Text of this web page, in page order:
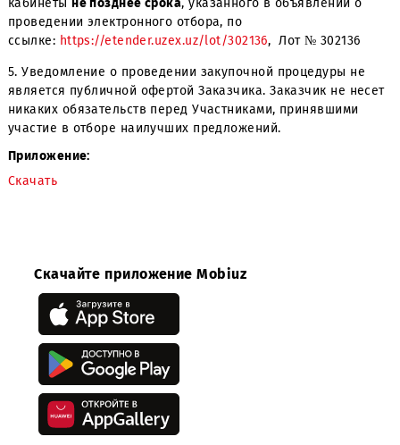
4. Срок окончания приема предложений –до 14:20
(местное время) 29 сентября 2023 г.
Участники подают предложения по Отборув виде
электронных конвертовчерез свои персональные
кабинетыне позднее срока, указанного в объявлении
проведении электронного отбора, по
ссылке:https://etender.uzex.uz/lot/302136
5. Уведомление о проведении закупочной процедуры
Приложение:
Скачать
Скачайте приложение Mobiuz